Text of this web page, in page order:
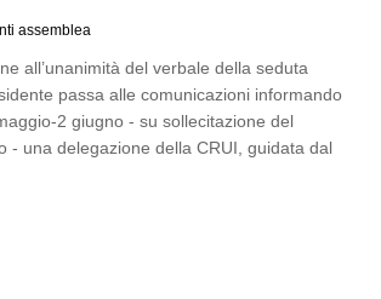
assemblea
all’unanimità del verbale della seduta
passa alle comunicazioni informando
2 giugno - su sollecitazione del
- una delegazione della CRUI, guidata dal